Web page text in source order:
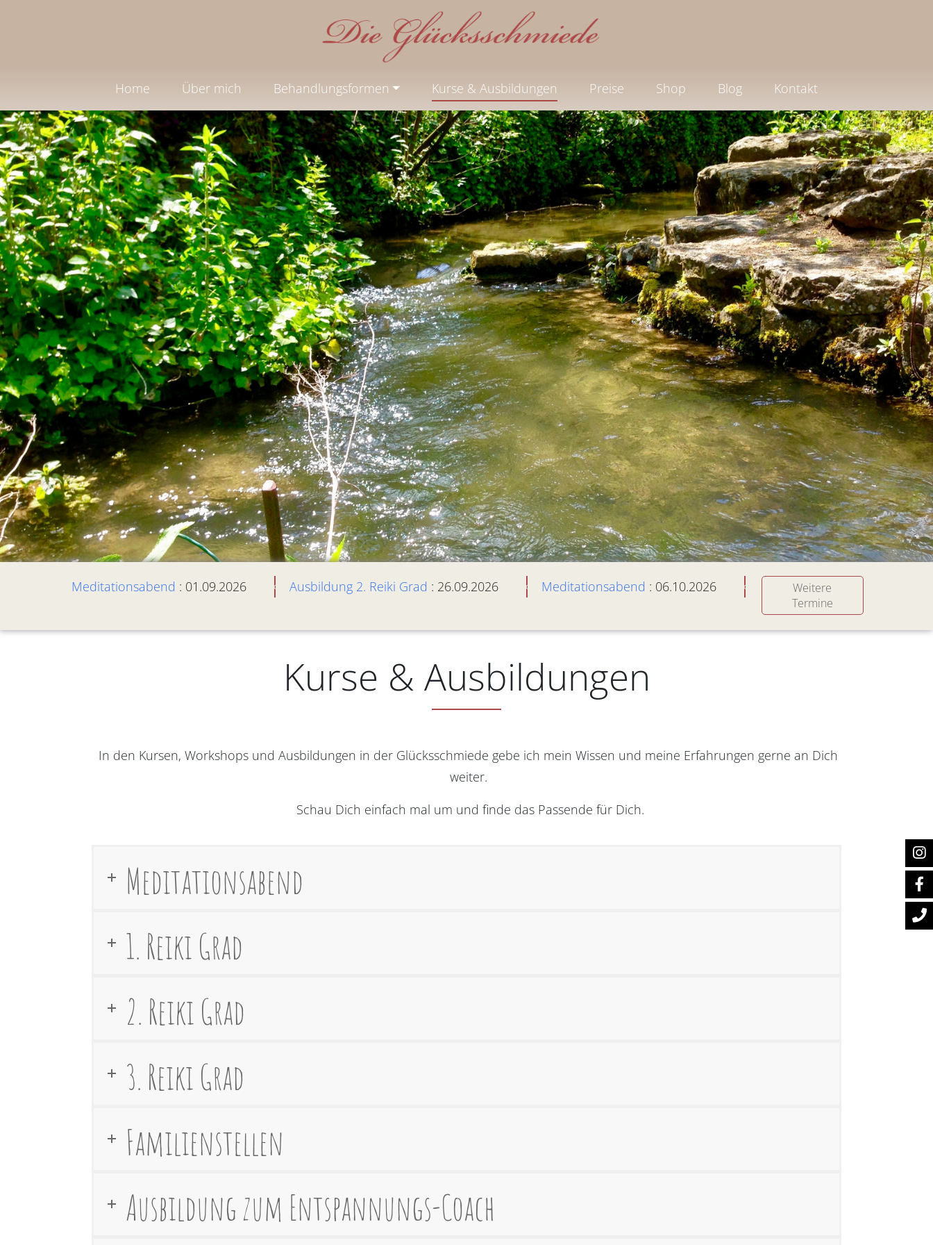
Home Über mich Behandlungsformen Kurse & Ausbildungen Preise Shop Blog Kontakt
Meditationsabend : 01.09.2026 Ausbildung 2. Reiki Grad : 26.09.2026 Meditationsabend : 06.10.2026
Weitere
Termine
Kurse & Ausbildungen
In den Kursen, Workshops und Ausbildungen in der Glücksschmiede gebe ich mein Wissen und meine Erfahrungen gerne an Dich
weiter.
Schau Dich einfach mal um und finde das Passende für Dich.
Meditationsabend
1. Reiki Grad
2. Reiki Grad
3. Reiki Grad
Familienstellen
Ausbildung zum Entspannungs-Coach